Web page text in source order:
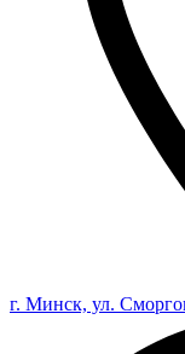
г. Минск, ул.